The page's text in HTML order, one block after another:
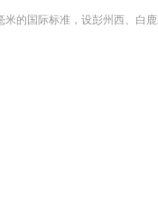
的国际标准，设彭州西、白鹿